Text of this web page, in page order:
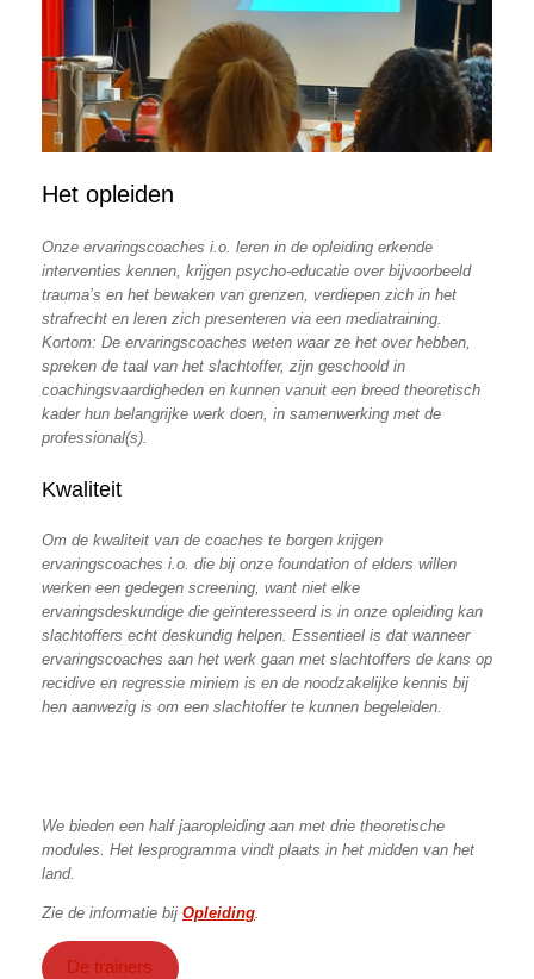
Het opleiden
Onze ervaringscoaches i.o. leren in de opleiding erkende
interventies kennen, krijgen psycho-educatie over bijvoorbeeld
trauma’s en het bewaken van grenzen, verdiepen zich in het
strafrecht en leren zich presenteren via een mediatraining.
Kortom: De ervaringscoaches weten waar ze het over hebben,
spreken de taal van het slachtoffer, zijn geschoold in
coachingsvaardigheden en kunnen vanuit een breed theoretisch
kader hun belangrijke werk doen, in samenwerking met de
professional(s).
Kwaliteit
Om de kwaliteit van de coaches te borgen krijgen
ervaringscoaches i.o. die bij onze foundation of elders willen
werken een gedegen screening, want niet elke
ervaringsdeskundige die geïnteresseerd is in onze opleiding kan
slachtoffers echt deskundig helpen. Essentieel is dat wanneer
ervaringscoaches aan het werk gaan met slachtoffers de kans op
recidive en regressie miniem is en de noodzakelijke kennis bij
hen aanwezig is om een slachtoffer te kunnen begeleiden.
We bieden een half jaaropleiding aan met drie theoretische
modules. Het lesprogramma vindt plaats in het midden van het
land.
Zie de informatie bij Opleiding
De trainers